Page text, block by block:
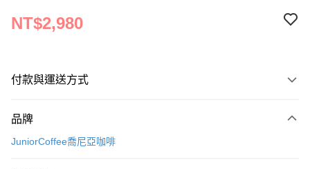
NT$2,980
付款與運送方式
信用卡一次付款
品牌
JuniorCoffee喬尼亞咖啡